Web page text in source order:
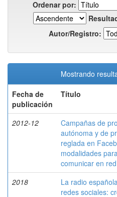
Ordenar por:
Autor/Registro:
Mostrando
Fecha de
publicación
Título
2012-12
Campañas de
autónoma y de
reglada en
modalidades
comunicar en
2018
La radio
redes sociales: